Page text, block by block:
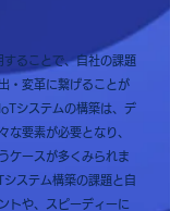
することで、自社の課題
・変革に繋げることが
システムの構築は、デ
な要素が必要となり、
ケースが多くみられま
ステム構築の課題と自
トや、スピーディーに